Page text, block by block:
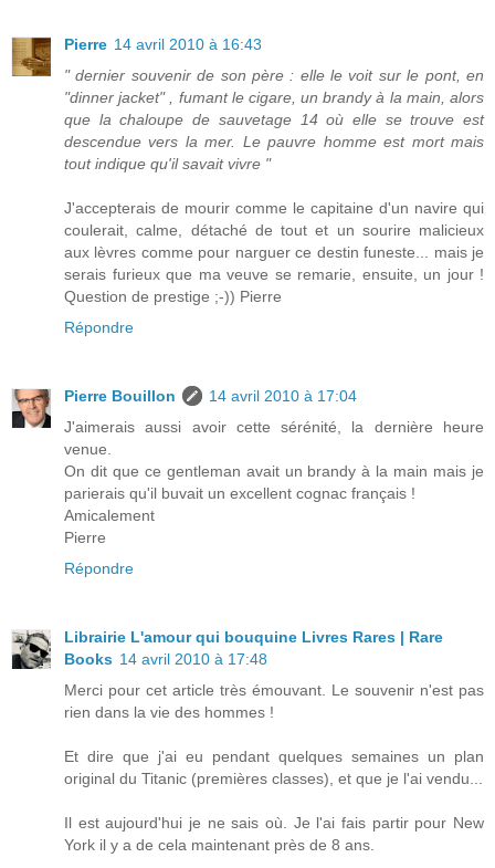
Pierre 14 avril 2010 à 16:43
" dernier souvenir de son père : elle le voit sur le pont, en
"dinner jacket" , fumant le cigare, un brandy à la main, alors
que la chaloupe de sauvetage 14 où elle se trouve est
descendue vers la mer. Le pauvre homme est mort mais
tout indique qu'il savait vivre "
J'accepterais de mourir comme le capitaine d'un navire qui
coulerait, calme, détaché de tout et un sourire malicieux
aux lèvres comme pour narguer ce destin funeste... mais je
serais furieux que ma veuve se remarie, ensuite, un jour !
Question de prestige ;-)) Pierre
Répondre
Pierre Bouillon
14 avril 2010 à 17:04
J'aimerais aussi avoir cette sérénité, la dernière heure
venue.
On dit que ce gentleman avait un brandy à la main mais je
parierais qu'il buvait un excellent cognac français !
Amicalement
Pierre
Répondre
Librairie L'amour qui bouquine Livres Rares | Rare
Books 14 avril 2010 à 17:48
Merci pour cet article très émouvant. Le souvenir n'est pas
rien dans la vie des hommes !
Et dire que j'ai eu pendant quelques semaines un plan
original du Titanic (premières classes), et que je l'ai vendu...
Il est aujourd'hui je ne sais où. Je l'ai fais partir pour New
York il y a de cela maintenant près de 8 ans.